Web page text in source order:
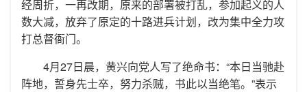
经周折，一再改期，原来的部署被打乱，参加起义的人
数大减，放弃了原定的十路进兵计划，改为集中全力攻
打总督衙门。
4月27日晨，黄兴向党人写了绝命书：“本日当驰赴
阵地，誓身先士卒，努力杀贼，书此以当绝笔。”表示